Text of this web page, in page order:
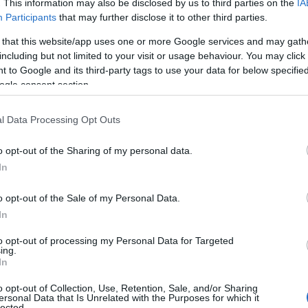
This information may also be disclosed by us to third parties on the
Participants that may further disclose it to other third parties.
that this website/app uses one or more Google services and may
but not limited to your visit or usage behaviour. You may
to Google and its third-party tags to use your data for below
consent section.
Data Processing Opt Outs
opt-out of the Sharing of my personal data.
opt-out of the Sale of my Personal Data.
opt-out of processing my Personal Data for Targeted
opt-out of Collection, Use, Retention, Sale, and/or Sharing
Data that Is Unrelated with the Purposes for which it
στην υδροδότηση.
κατανάλωση νερού (πότισμα κήπων,
μέχρι την πλήρη αποκατάσταση της
των πολιτών.